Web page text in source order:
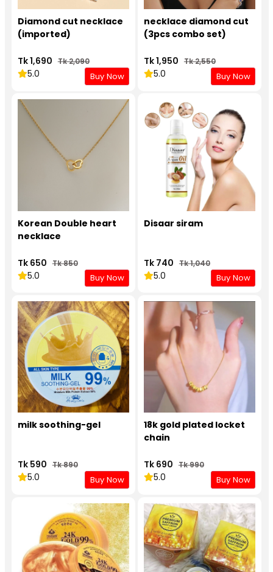
Diamond cut necklace
(imported)
Tk 1,690 Tk 2,090
5.0 Buy Now
necklace diamond cut
(3pcs combo set)
Tk 1,950 Tk 2,550
5.0 Buy Now
Korean Double heart
necklace
Tk 650 Tk 850
5.0 Buy Now
Disaar siram
Tk 740 Tk 1,040
5.0 Buy Now
milk soothing-gel
Tk 590 Tk 890
5.0 Buy Now
18k gold plated locket
chain
Tk 690 Tk 990
5.0 Buy Now